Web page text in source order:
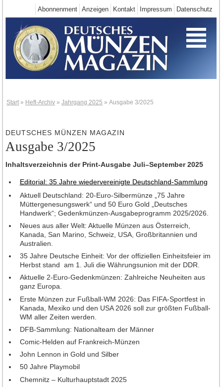
Datenschutz
Impressum
Kontakt
Anzeigen
Abonnenment
Deutschland-Neuheiten
Neuheiten 2025
Neuheiten 2024
Neuheiten 2022
Neuheiten 2020
Neuheiten 2019
Neuheiten 2018
Neuheiten 2016
Neuheiten 2015
Neuheiten 2014
Neuheiten 2013
Neuheiten 2011
Neuheiten 2010
Neuheiten 2009
Neuheiten 2008
Neuheiten 2007
Neuheiten 2006
Neuheiten 2005
Neuheiten 2004
Start » Heft-Archiv »Jahrgang 2025 »Ausgabe 3/2025
DEUTSCHES MÜNZEN MAGAZIN
Ausgabe 3/2025
Inhaltsverzeichnis der Print-Ausgabe Juli–September 2025
Editorial: 35 Jahre wiedervereinigte Deutschland-Sammlung
Aktuell Deutschland: 20-Euro-Silbermünze „75 Jahre
Müttergenesungswerk“ und 50 Euro Gold „Deutsches
Handwerk“; Gedenkmünzen-Ausgabeprogramm 2025/2026.
Neues aus aller Welt: Aktuelle Münzen aus Österreich,
Kanada, San Marino, Schweiz, USA, Großbritannien und
Australien.
35 Jahre Deutsche Einheit: Vor der offiziellen Einheitsfeier im
Herbst stand am 1. Juli die Währungsunion mit der DDR.
Aktuelle 2-Euro-Gedenkmünzen: Zahlreiche Neuheiten aus
ganz Europa.
Erste Münzen zur Fußball-WM 2026: Das FIFA-Sportfest in
Kanada, Mexiko und den USA 2026 soll zur größten Fußball-
WM aller Zeiten werden.
DFB-Sammlung: Nationalteam der Männer
Comic-Helden auf Frankreich-Münzen
John Lennon in Gold und Silber
50 Jahre Playmobil
Chemnitz – Kulturhauptstadt 2025